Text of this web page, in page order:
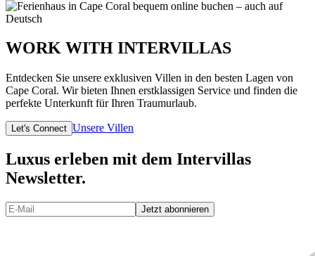
WORK WITH INTERVILLAS
Entdecken Sie unsere exklusiven Villen in den besten Lagen von
Cape Coral. Wir bieten Ihnen erstklassigen Service und finden die
perfekte Unterkunft für Ihren Traumurlaub.
Let's Connect Unsere Villen
Luxus erleben mit dem Intervillas
Newsletter.
Jetzt abonnieren